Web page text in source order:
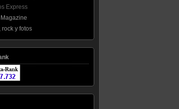
Express
rock y fotos